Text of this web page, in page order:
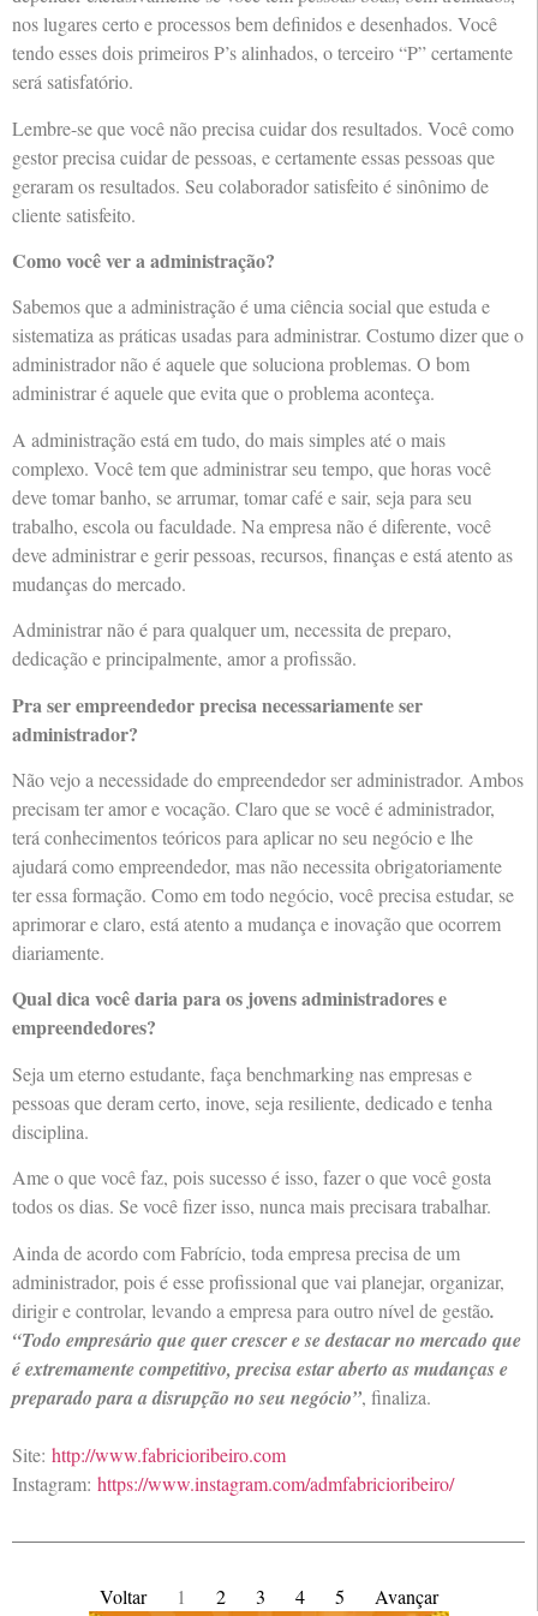
nos lugares certo e processos bem definidos e desenhados. Você
tendo esses dois primeiros P’s alinhados, o terceiro “P” certamente
será satisfatório.
Lembre-se que você não precisa cuidar dos resultados. Você como
gestor precisa cuidar de pessoas, e certamente essas pessoas que
geraram os resultados. Seu colaborador satisfeito é sinônimo de
cliente satisfeito.
Como você ver a administração?
Sabemos que a administração é uma ciência social que estuda e
sistematiza as práticas usadas para administrar. Costumo dizer que o
administrador não é aquele que soluciona problemas. O bom
administrar é aquele que evita que o problema aconteça.
A administração está em tudo, do mais simples até o mais
complexo. Você tem que administrar seu tempo, que horas você
deve tomar banho, se arrumar, tomar café e sair, seja para seu
trabalho, escola ou faculdade. Na empresa não é diferente, você
deve administrar e gerir pessoas, recursos, finanças e está atento as
mudanças do mercado.
Administrar não é para qualquer um, necessita de preparo,
dedicação e principalmente, amor a profissão.
Pra ser empreendedor precisa necessariamente ser
administrador?
Não vejo a necessidade do empreendedor ser administrador. Ambos
precisam ter amor e vocação. Claro que se você é administrador,
terá conhecimentos teóricos para aplicar no seu negócio e lhe
ajudará como empreendedor, mas não necessita obrigatoriamente
ter essa formação. Como em todo negócio, você precisa estudar, se
aprimorar e claro, está atento a mudança e inovação que ocorrem
diariamente.
Qual dica você daria para os jovens administradores e
empreendedores?
Seja um eterno estudante, faça benchmarking nas empresas e
pessoas que deram certo, inove, seja resiliente, dedicado e tenha
disciplina.
Ame o que você faz, pois sucesso é isso, fazer o que você gosta
todos os dias. Se você fizer isso, nunca mais precisara trabalhar.
Ainda de acordo com Fabrício, toda empresa precisa de um
administrador, pois é esse profissional que vai planejar, organizar,
dirigir e controlar, levando a empresa para outro nível de gestão.
“Todo empresário que quer crescer e se destacar no mercado que
é extremamente competitivo, precisa estar aberto as mudanças e
preparado para a disrupção no seu negócio”, finaliza.
Site: http://www.fabricioribeiro.com
Instagram: https://www.instagram.com/admfabricioribeiro/
Voltar 1 2 3 4 5 Avançar